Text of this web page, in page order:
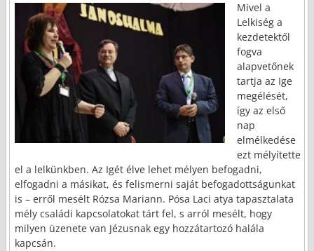
Mivel a
Lelkiség a
kezdetektől
fogva
alapvetőnek
tartja az Ige
megélését,
így az első
nap
elmélkedése
ezt mélyítette
el a lelkünkben. Az Igét élve lehet mélyen befogadni,
elfogadni a másikat, és felismerni saját befogadottságunkat
is – erről mesélt Rózsa Mariann. Pósa Laci atya tapasztalata
mély családi kapcsolatokat tárt fel, s arról mesélt, hogy
milyen üzenete van Jézusnak egy hozzátartozó halála
kapcsán.